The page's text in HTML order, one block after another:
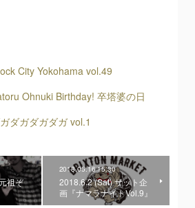
City Yokohama vol.49
Ohnuki Birthday! 卒塔婆の日
ダガダガダガ vol.1
祖ぞ
2018.05.16 15:30
2018.6.2 (Sat) サット企
画『ナマラナイトVol.9』